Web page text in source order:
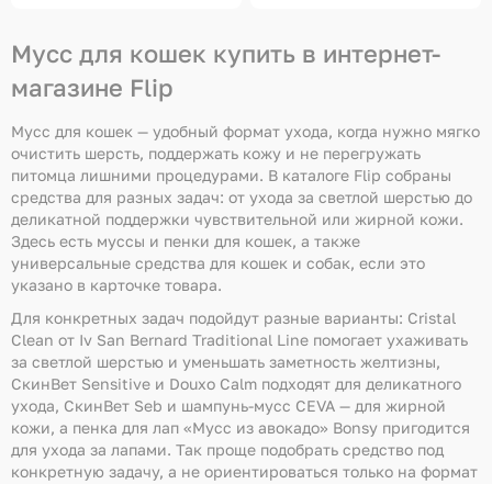
Мусс для кошек купить в интернет-
магазине Flip
Мусс для кошек — удобный формат ухода, когда нужно мягко
очистить шерсть, поддержать кожу и не перегружать
питомца лишними процедурами. В каталоге Flip собраны
средства для разных задач: от ухода за светлой шерстью до
деликатной поддержки чувствительной или жирной кожи.
Здесь есть муссы и пенки для кошек, а также
универсальные средства для кошек и собак, если это
указано в карточке товара.
Для конкретных задач подойдут разные варианты: Cristal
Clean от Iv San Bernard Traditional Line помогает ухаживать
за светлой шерстью и уменьшать заметность желтизны,
СкинВет Sensitive и Douxo Calm подходят для деликатного
ухода, СкинВет Seb и шампунь-мусс CEVA — для жирной
кожи, а пенка для лап «Мусс из авокадо» Bonsy пригодится
для ухода за лапами. Так проще подобрать средство под
конкретную задачу, а не ориентироваться только на формат